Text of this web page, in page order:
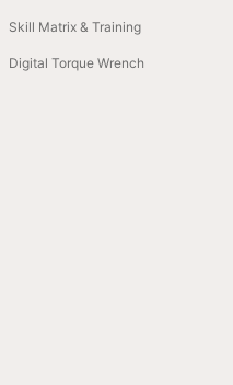
Skill Matrix & Training
Digital Torque Wrench